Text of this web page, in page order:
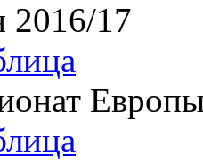
2016/17